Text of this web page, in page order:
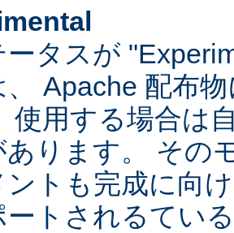
ータスが
、 Apache 配布
使用する場合は
あります。 その
ントも完成に向
ートされるてい